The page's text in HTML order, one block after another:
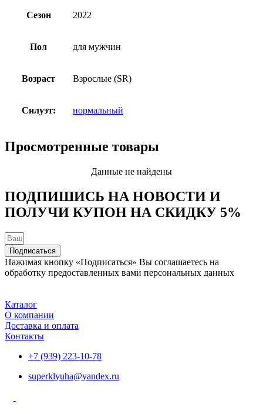
Сезон 2022
Пол для мужчин
Возраст Взрослые (SR)
Силуэт: нормальный
Просмотренные товары
Данные не найдены
ПОДПИШИСЬ НА НОВОСТИ И
ПОЛУЧИ КУПОН НА СКИДКУ 5%
Подписаться
Нажимая кнопку «Подписаться» Вы соглашаетесь на
обработку предоставленных вами персональных данных
Каталог
О компании
Доставка и оплата
Контакты
+7 (939) 223-10-78
superklyuha@yandex.ru